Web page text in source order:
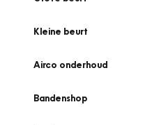
Kleine beurt
Airco onderhoud
Bandenshop